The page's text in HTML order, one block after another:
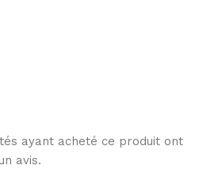
ayant acheté ce produit ont
avis.